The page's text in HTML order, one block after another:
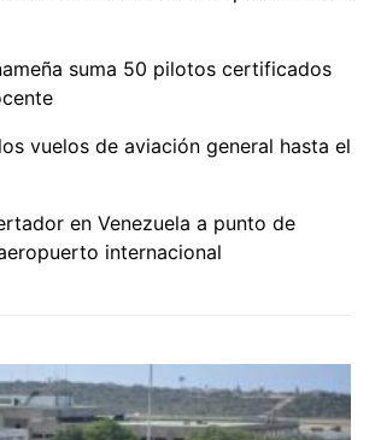
suma 50 pilotos certificados
vuelos de aviación general hasta el
en Venezuela a punto de
internacional